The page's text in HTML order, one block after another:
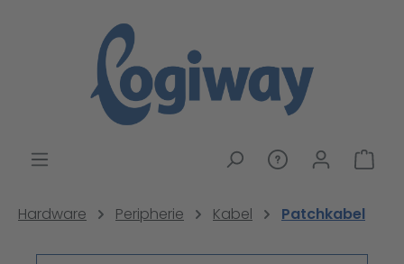
Hardware Peripherie Kabel Patchkabel